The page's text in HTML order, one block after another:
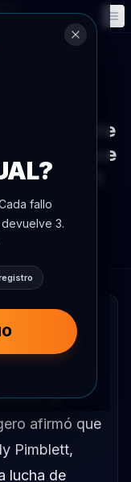
su lucha de
afirma que
Pimblett
y
sus
El
afirmó que
Pimblett,
lucha de
fallo
3.